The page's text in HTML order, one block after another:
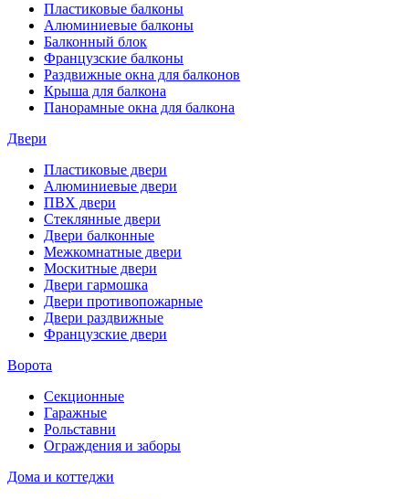
Пластиковые балконы
Алюминиевые балконы
Балконный блок
Французские балконы
Раздвижные окна для балконов
Крыша для балкона
Панорамные окна для балкона
Двери
Пластиковые двери
Алюминиевые двери
ПВХ двери
Стеклянные двери
Двери балконные
Межкомнатные двери
Москитные двери
Двери гармошка
Двери противопожарные
Двери раздвижные
Французские двери
Ворота
Секционные
Гаражные
Рольставни
Ограждения и заборы
Дома и коттеджи